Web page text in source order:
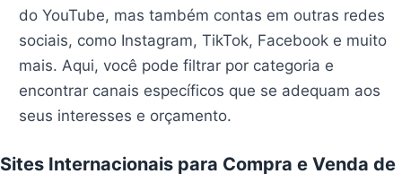
do YouTube, mas também contas em outras redes
sociais, como Instagram, TikTok, Facebook e muito
mais. Aqui, você pode filtrar por categoria e
encontrar canais específicos que se adequam aos
seus interesses e orçamento.
Sites Internacionais para Compra e Venda de